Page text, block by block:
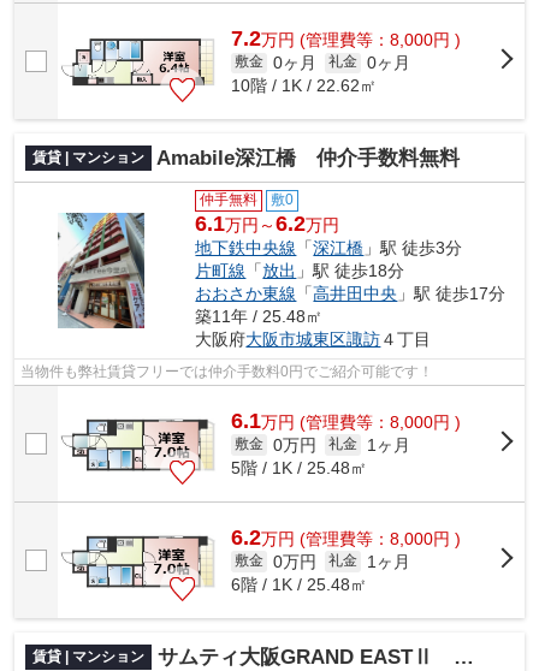
7.2万円 (管理費等：8,000円 )
敷金 0ヶ月 礼金 0ヶ月
10階 / 1K / 22.62㎡
賃貸 | マンション Amabile深江橋 仲介手数料無料
仲手無料 敷0
6.1万円～6.2万円
地下鉄中央線 「深江橋 」駅 徒歩3分
片町線 「放出 」駅 徒歩18分
おおさか東線 「高井田中央 」駅 徒歩17分
築11年 / 25.48㎡
大阪府大阪市城東区諏訪４丁目
当物件も弊社賃貸フリーでは仲介手数料0円でご紹介可能です！
6.1万円 (管理費等：8,000円 )
敷金 0万円 礼金
1ヶ月
5階 / 1K / 25.48㎡
6.2万円 (管理費等：8,000円 )
敷金 0万円 礼金
1ヶ月
6階 / 1K / 25.48㎡
賃貸 | マンション サムティ大阪GRAND EASTⅡ 仲介手数料無料